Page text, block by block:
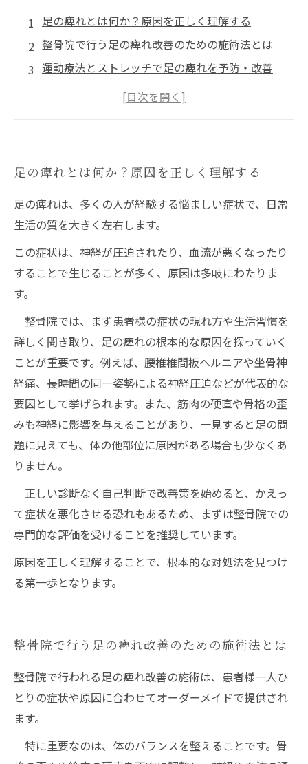
足の痺れとは何か？原因を正しく理解する
整骨院で行う足の痺れ改善のための施術法とは
運動療法とストレッチで足の痺れを予防・改善
足の痺れとは何か？原因を正しく理解する
足の痺れは、多くの人が経験する悩ましい症状で、日常
生活の質を大きく左右します。
この症状は、神経が圧迫されたり、血流が悪くなったり
することで生じることが多く、原因は多岐にわたりま
す。
整骨院では、まず患者様の症状の現れ方や生活習慣を
詳しく聞き取り、足の痺れの根本的な原因を探っていく
ことが重要です。例えば、腰椎椎間板ヘルニアや坐骨神
経痛、長時間の同一姿勢による神経圧迫などが代表的な
要因として挙げられます。また、筋肉の硬直や骨格の歪
みも神経に影響を与えることがあり、一見すると足の問
題に見えても、体の他部位に原因がある場合も少なくあ
りません。
正しい診断なく自己判断で改善策を始めると、かえっ
て症状を悪化させる恐れもあるため、まずは整骨院での
専門的な評価を受けることを推奨しています。
原因を正しく理解することで、根本的な対処法を見つけ
る第一歩となります。
整骨院で行う足の痺れ改善のための施術法とは
整骨院で行われる足の痺れ改善の施術は、患者様一人ひ
とりの症状や原因に合わせてオーダーメイドで提供され
ます。
特に重要なのは、体のバランスを整えることです。骨